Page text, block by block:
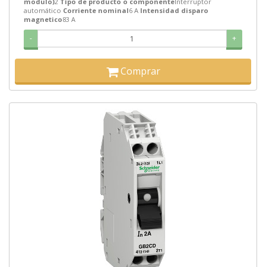
automático Corriente nominal6 A Intensidad disparo
magnetico83 A
- +
Comprar